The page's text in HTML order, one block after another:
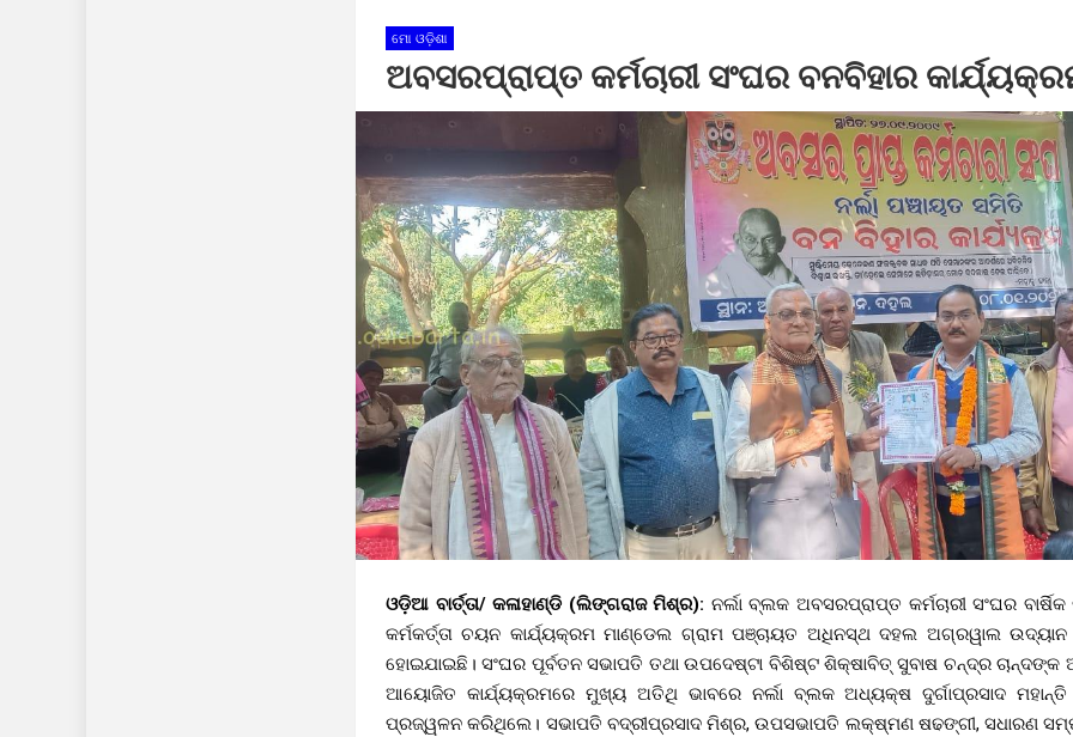
ମୋ ଓଡ଼ିଶା
ଅବସରପ୍ରାପ୍ତ କର୍ମଚାରୀ ସଂଘର ବନବିହାର
ଓଡ଼ିଆ ବାର୍ତ୍ତା/ କଳାହାଣ୍ଡି (ଲିଙ୍ଗରାଜ ମିଶ୍ର): ନର୍ଲା ବ୍ଲକ ଅବସରପ୍ରାପ୍ତ କର୍ମଚାରୀ ସଂଘର
କର୍ମକର୍ତ୍ତା ଚୟନ କାର୍ଯ୍ୟକ୍ରମ ମାଣ୍ଡେଲ ଗ୍ରାମ ପଞ୍ଚାୟତ ଅଧିନସ୍ଥ ଦହଲ ଅଗ୍ରୱାଲ
ହୋଇଯାଇଛି। ସଂଘର ପୂର୍ବତନ ସଭାପତି ତଥା ଉପଦେଷ୍ଟା ବିଶିଷ୍ଟ ଶିକ୍ଷାବିତ୍ ସୁବାଷ ଚନ୍ଦ୍ର
ଆୟୋଜିତ କାର୍ଯ୍ୟକ୍ରମରେ ମୁଖ୍ୟ ଅତିଥି ଭାବରେ ନର୍ଲା ବ୍ଲକ ଅଧ୍ୟକ୍ଷ ଦୁର୍ଗାପ୍ରସାଦ
ପ୍ରଜ୍ୱଳନ କରିଥିଲେ। ସଭାପତି ବଦ୍ରୀପ୍ରସାଦ ମିଶ୍ର, ଉପସଭାପତି ଲକ୍ଷ୍ମଣ ଷଢଙ୍ଗୀ, ସଧାରଣ